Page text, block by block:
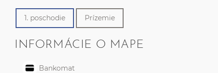
1. poschodie Prízemie
INFORMÁCIE O MAPE
Bankomat